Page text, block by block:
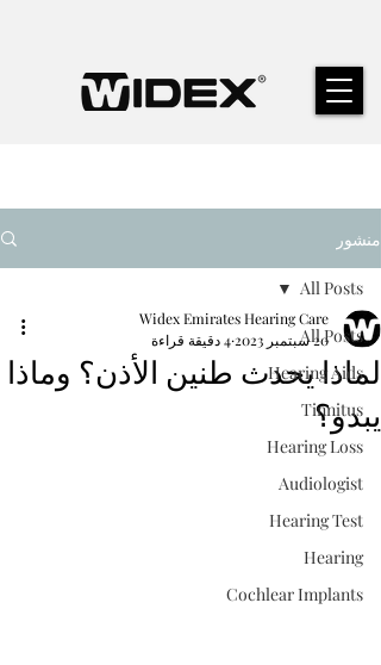
منشور
All Posts
Hearing Aids
Tinnitus
Hearing Loss
Audiologist
Hearing Test
Hearing
Cochlear Implants
All Posts
لماذا يحدث طنين الأذن؟ وماذا
يبدو؟
Widex Emirates Hearing Care
20 سبتمبر 2023
4 دقيقة قراءة